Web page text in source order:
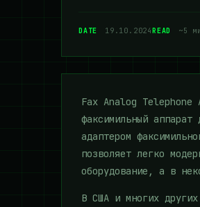
DATE 19.10.2024READ ~5
Fax Analog Telephone
факсимильный
адаптером
позволяет легко
оборудование, а в
В США и многих других